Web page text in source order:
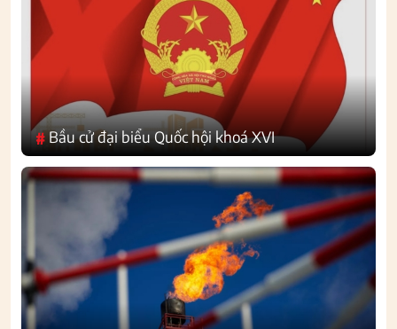
#Bầu cử đại biểu Quốc hội khoá XVI